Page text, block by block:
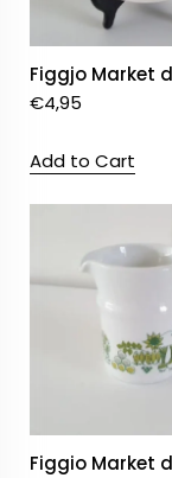
Figgjo Market
€4,95
Add to Cart
Figgio Market